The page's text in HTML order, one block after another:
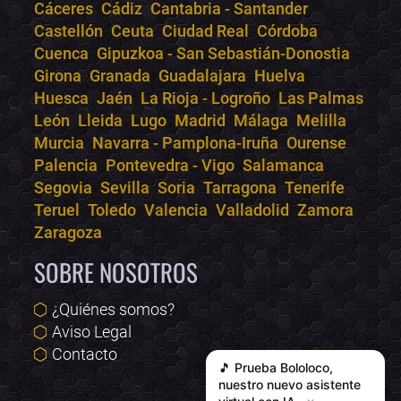
Cáceres Cádiz Cantabria - Santander
Castellón Ceuta Ciudad Real
Córdoba
Cuenca Gipuzkoa - San Sebastián-Donostia
Girona Granada Guadalajara Huelva
Huesca Jaén La Rioja - Logroño Las Palmas
León Lleida Lugo Madrid Málaga Melilla
Murcia Navarra - Pamplona-Iruña Ourense
Palencia Pontevedra - Vigo Salamanca
Segovia Sevilla Soria Tarragona Tenerife
Teruel
Toledo Valencia Valladolid Zamora
Zaragoza
SOBRE NOSOTROS
¿Quiénes somos?
Aviso Legal
Contacto
🎵 Prueba Bololoco,
nuestro nuevo asistente
Online · Te ayudo a encontrar conciertos